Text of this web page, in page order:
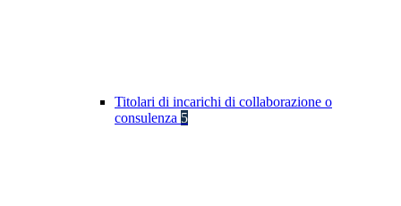
Titolari di incarichi di collaborazione o
consulenza 5